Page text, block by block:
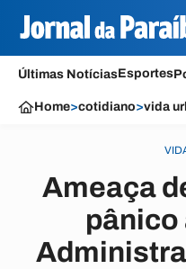
Últimas NotíciasEsportes
Home>cotidiano>vida
Ameaça
pânico